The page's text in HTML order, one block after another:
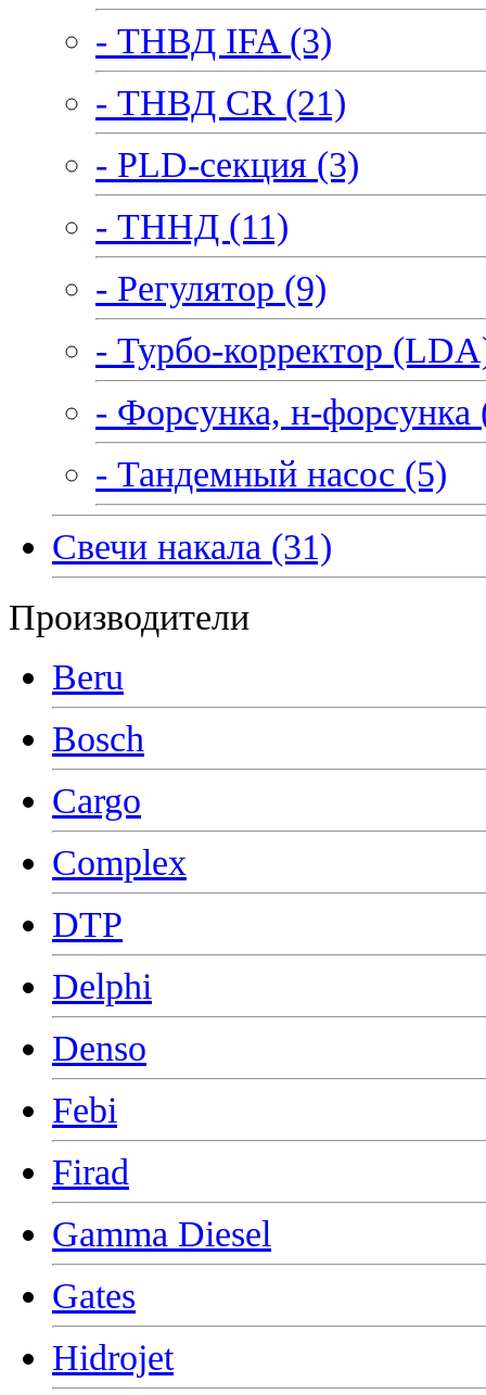
- ТНВД IFA (3)
- ТНВД CR (21)
- PLD-секция (3)
- ТННД (11)
- Регулятор (9)
- Турбо-корректор
- Форсунка, н-форсунка
- Тандемный насос (5)
Свечи накала (31)
Производители
Beru
Bosch
Cargo
Complex
DTP
Delphi
Denso
Febi
Firad
Gamma Diesel
Gates
Hidrojet